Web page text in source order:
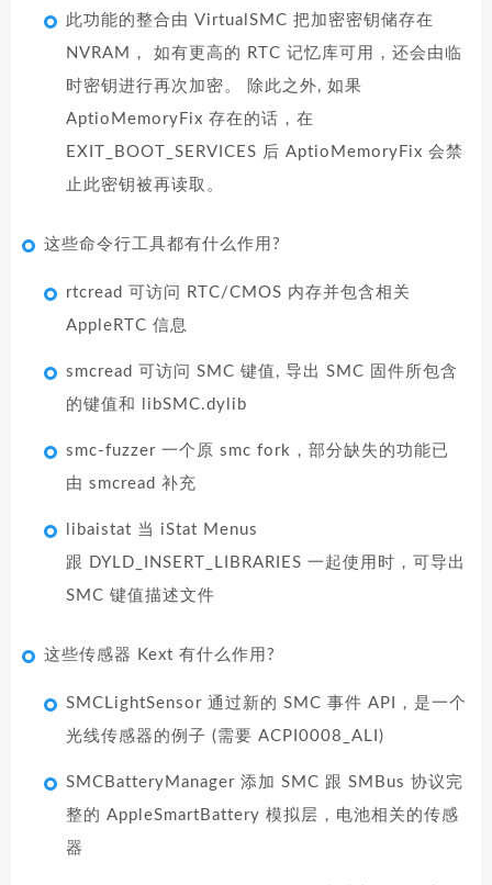
此功能的整合由 VirtualSMC 把加密密钥储存在
NVRAM， 如有更高的 RTC 记忆库可用，还会由临
时密钥进行再次加密。 除此之外, 如果
AptioMemoryFix 存在的话，在
EXIT_BOOT_SERVICES 后 AptioMemoryFix 会禁
止此密钥被再读取。
这些命令行工具都有什么作用?
rtcread 可访问 RTC/CMOS 内存并包含相关
AppleRTC 信息
smcread 可访问 SMC 键值, 导出 SMC 固件所包含
的键值和 libSMC.dylib
smc-fuzzer 一个原 smc fork，部分缺失的功能已
由 smcread 补充
libaistat 当 iStat Menus
跟 DYLD_INSERT_LIBRARIES 一起使用时，可导出
SMC 键值描述文件
这些传感器 Kext 有什么作用?
SMCLightSensor 通过新的 SMC 事件 API，是一个
光线传感器的例子 (需要 ACPI0008_ALI)
SMCBatteryManager 添加 SMC 跟 SMBus 协议完
整的 AppleSmartBattery 模拟层，电池相关的传感
器